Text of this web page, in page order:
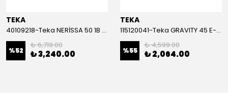
TEKA
40109218-Teka NERİSSA 50 1B 1D Sağ Çelik Eviye
%52
₺ 6,719.00
₺ 3,240.00
TEKA
115120041-Teka GRAVITY 45 E-XN 1B 1D Sol Çelik Eviye
%55
₺ 4,599.00
₺ 2,064.00